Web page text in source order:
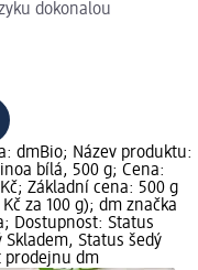
dokonalou
dmBio; Název produktu:
bílá, 500 g; Cena:
Základní cena: 500 g
Kč za 100 g); dm značka
Dostupnost: Status
Skladem, Status šedý
prodejnu dm